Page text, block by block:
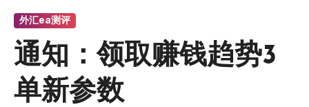
外汇ea测评
通知：领取赚钱趋势3
单新参数